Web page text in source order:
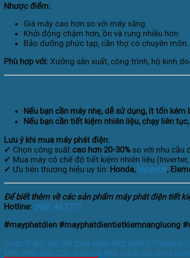
Nhược điểm:
Giá máy cao hơn so với máy xăng.
Khởi động chậm hơn, ồn và rung nhiều hơn.
Bảo dưỡng phức tạp, cần thợ có chuyên môn.
Phù hợp với: Xưởng sản xuất, công trình, hộ kinh
Nếu bạn cần máy nhẹ, dễ sử dụng, ít tốn kém
Nếu bạn cần tiết kiệm nhiên liệu, chạy liên
Lưu ý khi mua máy phát điện:
✔ Chọn công suất cao hơn 20-30% so với nhu cầu
✔ Mua máy có chế độ tiết kiệm nhiên liệu (Inverter,
✔ Ưu tiên thương hiệu uy tín: Honda, Hyundai,
Để biết thêm về các sản phẩm máy phát điện tiết
Hotline: 0901.49.7771
#mayphatdien #mayphatdientietkiemnangluong
Hoàn thành lắp đặt máy phát điện 60kVA Hyundai
Máy phát điện cho quán cà phê. Cách lựa chọn